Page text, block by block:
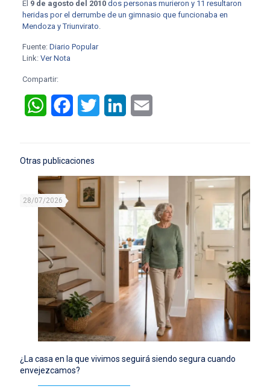
El 9 de agosto del 2010 dos personas murieron y 11 resultaron
heridas por el derrumbe de un gimnasio que funcionaba en
Mendoza y Triunvirato.
Fuente: Diario Popular
Link: Ver Nota
Compartir:
WhatsAppFacebookTwitter LinkedIn
Otras publicaciones
28/07/2026
¿La casa en la que vivimos seguirá siendo segura cuando
envejezcamos?